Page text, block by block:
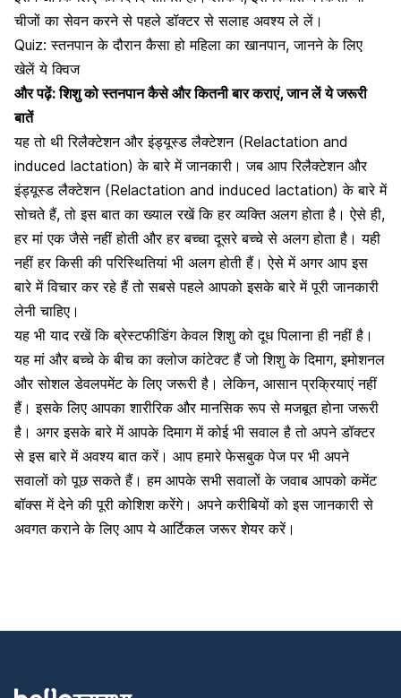
चीजों का सेवन करने से पहले डॉक्टर से सलाह अवश्य ले लें।
Quiz: स्तनपान के दौरान कैसा हो महिला का खानपान, जानने के लिए
खेलें ये क्विज
और पढ़ें:शिशु को स्तनपान कैसे और कितनी बार कराएं, जान लें ये जरूरी
बातें
यह तो थी रिलैक्टेशन और इंड्यूस्ड लैक्टेशन (Relactation and
induced lactation) के बारे में जानकारी। जब आप रिलैक्टेशन और
इंड्यूस्ड लैक्टेशन (Relactation and induced lactation) के बारे में
सोचते हैं, तो इस बात का ख्याल रखें कि हर व्यक्ति अलग होता है। ऐसे ही,
हरमां एक जैसे नहीं होती और हर बच्चा दूसरे बच्चे से अलग होता है। यही
नहीं हर किसी की परिस्थितियां भी अलग होती हैं। ऐसे में अगर आप इस
बारे में विचार कर रहे हैं तो सबसे पहले आपको इसके बारे में पूरी जानकारी
लेनी चाहिए।
यह भी याद रखें कि ब्रेस्टफीडिंग केवलशिशु को दूध पिलाना ही नहीं है ।
यह मां और बच्चे के बीच का क्लोज कांटेक्ट हैं जो शिशु के दिमाग, इमोशनल
और सोशल डेवलपमेंट के लिए जरूरी है। लेकिन, आसान प्रक्रियाएं नहीं
हैं। इसके लिए आपका शारीरिक और मानसिक रूप से मजबूत होना जरूरी
है। अगर इसके बारे में आपके दिमाग में कोई भी सवाल है तो अपने डॉक्टर
से इस बारे में अवश्य बात करें। आप हमारे फेसबुक पेज पर भी अपने
सवालों को पूछ सकते हैं। हम आपके सभी सवालों के जवाब आपको कमेंट
बॉक्स में देने की पूरी कोशिश करेंगे। अपने करीबियों को इस जानकारी से
अवगत कराने के लिए आप ये आर्टिकल जरूर शेयर करें।